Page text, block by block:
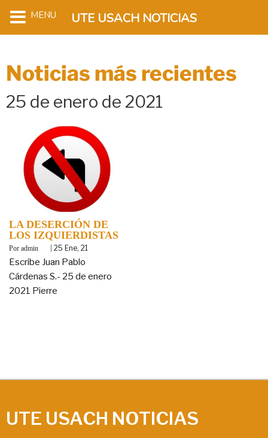
Noticias más recientes
25 de enero de 2021
LA DESERCIÓN DE
LOS IZQUIERDISTAS
By admin 25 Ene, 21
Escribe Juan Pablo
Cárdenas S.- 25 de enero
2021 Pierre
UTE USACH NOTICIAS
MENU UTE USACH NOTICIAS